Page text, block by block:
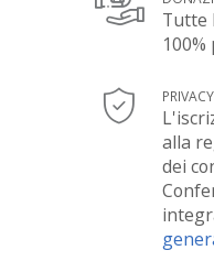
Tutte
PRIVACY
alla
dei